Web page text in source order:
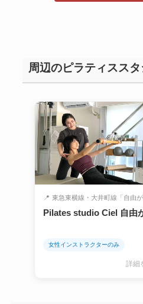
周辺のピラティススタ
📍 東急東横線・大井町線「自由
Pilates studio Ciel 自由
女性インストラクターのみ
詳細